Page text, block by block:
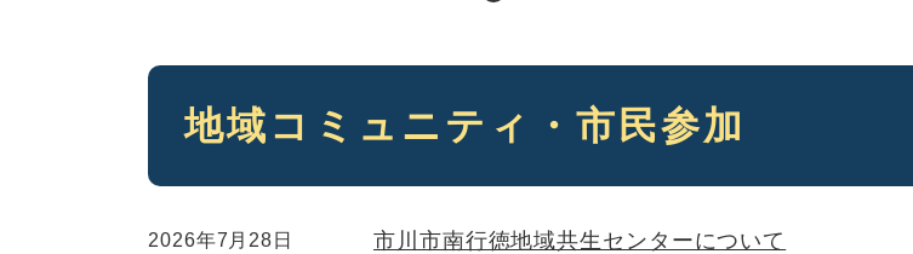
本
地域コミュニティ・市民参加
2026年7月28日 市川市南行徳地域共生センターについて